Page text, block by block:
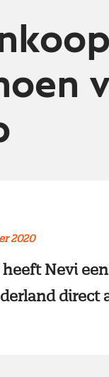
2020
Nevi
direct